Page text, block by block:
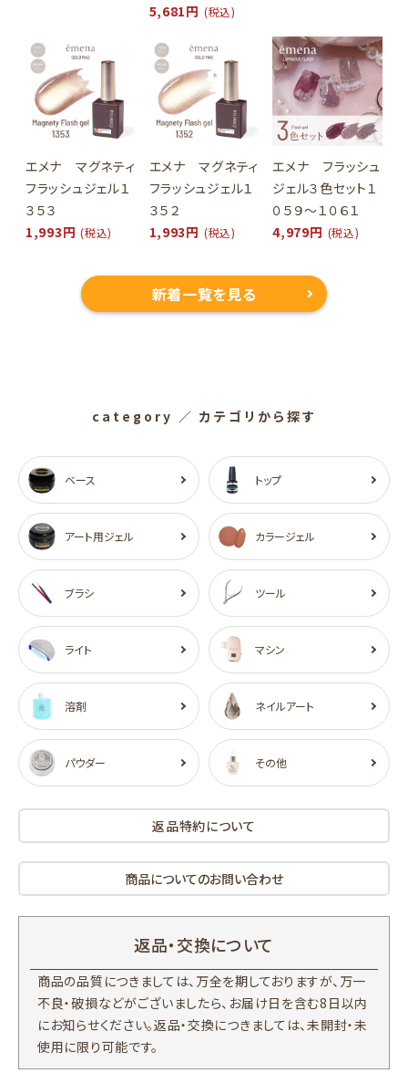
5,681円 (税込)
エメナ マグネティ
フラッシュジェル１
３５３
1,993円 (税込)
エメナ マグネティ
フラッシュジェル１
３５２
1,993円 (税込)
エメナ フラッシュ
ジェル３色セット１
０５９～１０６１
4,979円 (税込)
新着一覧を見る
category ／ カテゴリから探す
ベース トップ
アート用ジェル カラージェル
ブラシ ツール
ライト マシン
溶剤 ネイルアート
パウダー その他
返品特約について
商品についてのお問い合わせ
返品・交換について
商品の品質につきましては、万全を期しておりますが、万一
不良・破損などがございましたら、お届け日を含む8日以内
にお知らせください。返品・交換につきましては、未開封・未
使用に限り可能です。